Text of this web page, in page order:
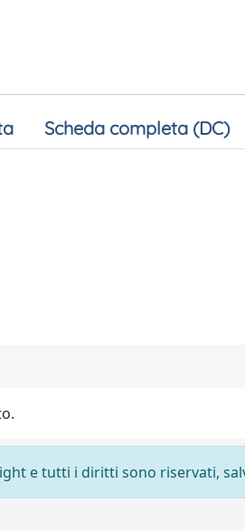
Scheda completa (DC)
e tutti i diritti sono riservati,